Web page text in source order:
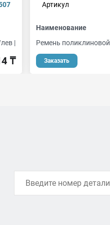
|
₸
Артикул
Наименование
Ремень поликлиновой
Заказать